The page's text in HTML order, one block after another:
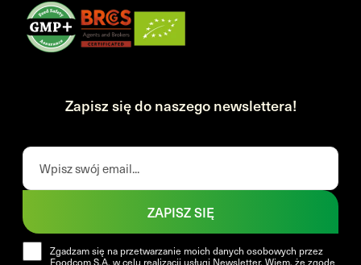
Zapisz się do naszego newslettera!
Zgadzam się na przetwarzanie moich danych osobowych przez
Foodcom S.A. w celu realizacji usługi Newsletter. Wiem, że zgodę
ZAPISZ SIĘ